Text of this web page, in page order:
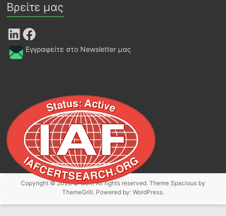
Βρείτε μας
LinkedIn Facebook
Εγγραφείτε στο Newsletter μας
Copyright © 2026Q-Cert. All rights reserved. Theme Spaciousby
ThemeGrill. Powered by: WordPress.